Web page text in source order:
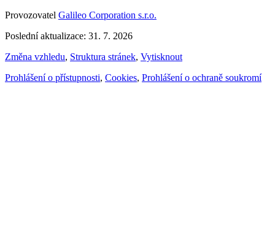
Provozovatel Galileo Corporation s.r.o.
Poslední aktualizace: 31. 7. 2026
Změna vzhledu, Struktura stránek, Vytisknout
Prohlášení o přístupnosti, Cookies, Prohlášení o ochraně soukromí